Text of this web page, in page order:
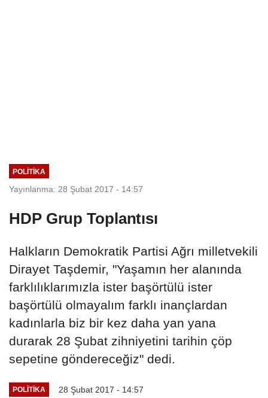
POLITIKA
Yayınlanma: 28 Şubat 2017 - 14:57
HDP Grup Toplantısı
Halkların Demokratik Partisi Ağrı milletvekili
Dirayet Taşdemir, "Yaşamın her alanında
farklılıklarımızla ister başörtülü ister
başörtülü olmayalım farklı inançlardan
kadınlarla biz bir kez daha yan yana
durarak 28 Şubat zihniyetini tarihin çöp
sepetine göndereceğiz" dedi.
POLITIKA 28 Şubat 2017 - 14:57